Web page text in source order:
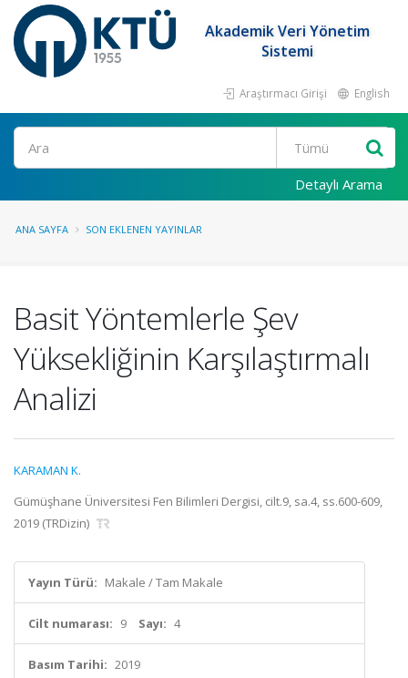
Akademik Veri Yönetim
Sistemi
Araştırmacı Girişi English
Ara
Detaylı Arama
ANA SAYFA SON EKLENEN YAYINLAR
Basit Yöntemlerle Şev
Yüksekliğinin Karşılaştırmalı
Analizi
KARAMAN K.
Gümüşhane Üniversitesi Fen Bilimleri Dergisi, cilt.9, sa.4, ss.600-609,
2019 (TRDizin)
Yayın Türü: Makale / Tam Makale
Cilt numarası: 9 Sayı: 4
Basım Tarihi: 2019